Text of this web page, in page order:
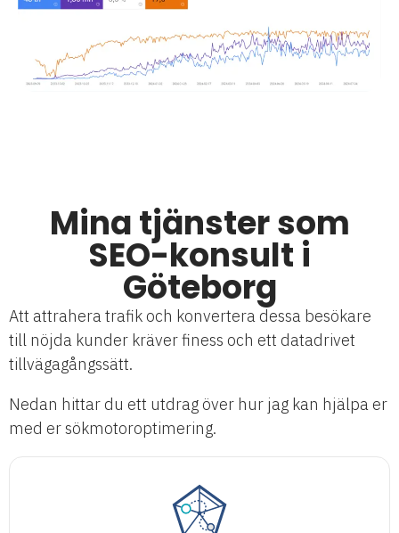
Mina tjänster som
SEO-konsult i
Göteborg
Att attrahera trafik och konvertera dessa besökare
till nöjda kunder kräver finess och ett datadrivet
tillvägagångssätt.
Nedan hittar du ett utdrag över hur jag kan hjälpa er
med er sökmotoroptimering.